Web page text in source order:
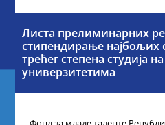
Листа прелиминарних
стипендирање најбољих
трећег степена студија
универзитетима